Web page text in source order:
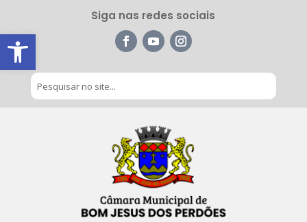
Barra de Ferramentas Aberta
Siga nas redes sociais